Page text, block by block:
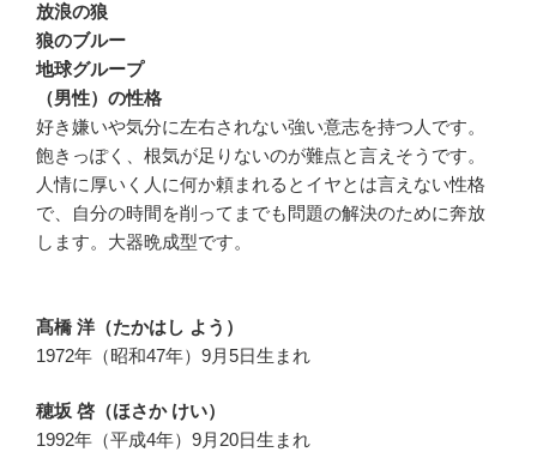
放浪の狼
狼のブルー
地球グループ
（男性）の性格
好き嫌いや気分に左右されない強い意志を持つ人です。
飽きっぽく、根気が足りないのが難点と言えそうです。
人情に厚いく人に何か頼まれるとイヤとは言えない性格
で、自分の時間を削ってまでも問題の解決のために奔放
します。大器晩成型です。
髙橋 洋（たかはし よう）
1972年（昭和47年）9月5日生まれ
穂坂 啓（ほさか けい）
1992年（平成4年）9月20日生まれ